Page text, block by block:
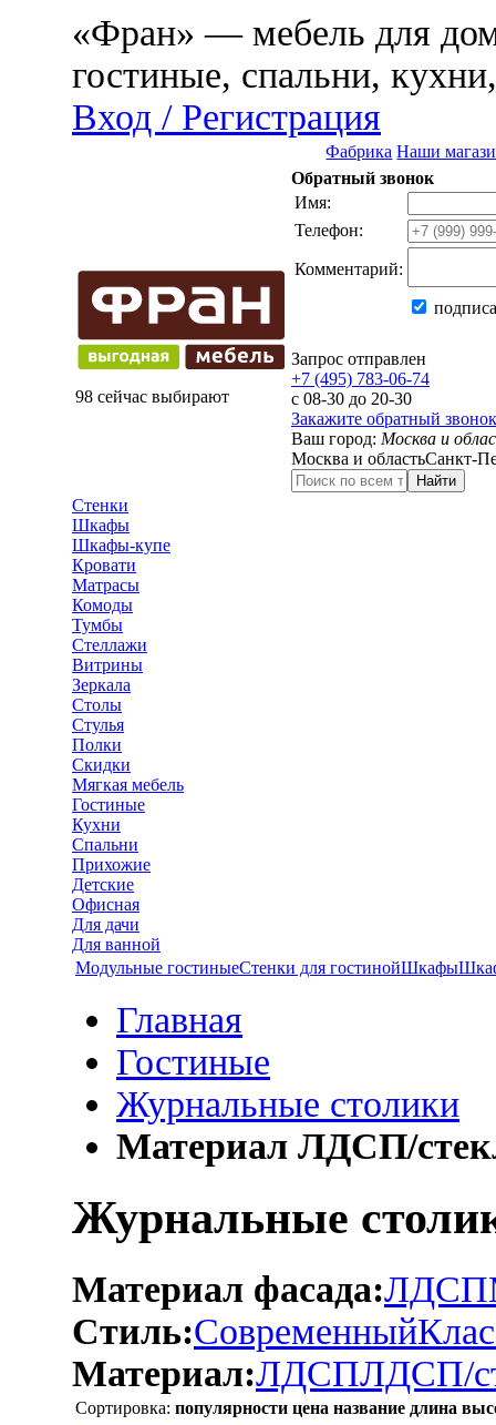
«Фран» — мебель для
гостиные, спальни,
Вход / Регистрация
Фабрика Наши
98 сейчас выбирают
Обратный звонок
Имя:
Телефон:
Комментарий:
Запрос отправлен
+7 (495) 783-06-74
с 08-30 до 20-30
Закажите обратный звонок
Ваш город: Москва и
Москва и областьСанкт-
Найти
Стенки
Шкафы
Шкафы-купе
Кровати
Матрасы
Комоды
Тумбы
Стеллажи
Витрины
Зеркала
Столы
Стулья
Полки
Скидки
Мягкая мебель
Гостиные
Кухни
Спальни
Прихожие
Детские
Офисная
Для дачи
Для ванной
Модульные гостиныеСтенки для гостинойШкафы
Главная
Гостиные
Журнальные столики
Материал ЛДСП/
Журнальные
Материал фасада:ЛДСП
Стиль:Современный
Материал:ЛДСПЛДСП/
Сортировка: популярности цена название длина